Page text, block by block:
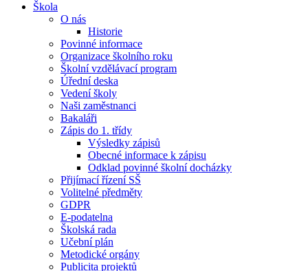
Škola
O nás
Historie
Povinné informace
Organizace školního roku
Školní vzdělávací program
Úřední deska
Vedení školy
Naši zaměstnanci
Bakaláři
Zápis do 1. třídy
Výsledky zápisů
Obecné informace k zápisu
Odklad povinné školní docházky
Přijímací řízení SŠ
Volitelné předměty
GDPR
E-podatelna
Školská rada
Učební plán
Metodické orgány
Publicita projektů